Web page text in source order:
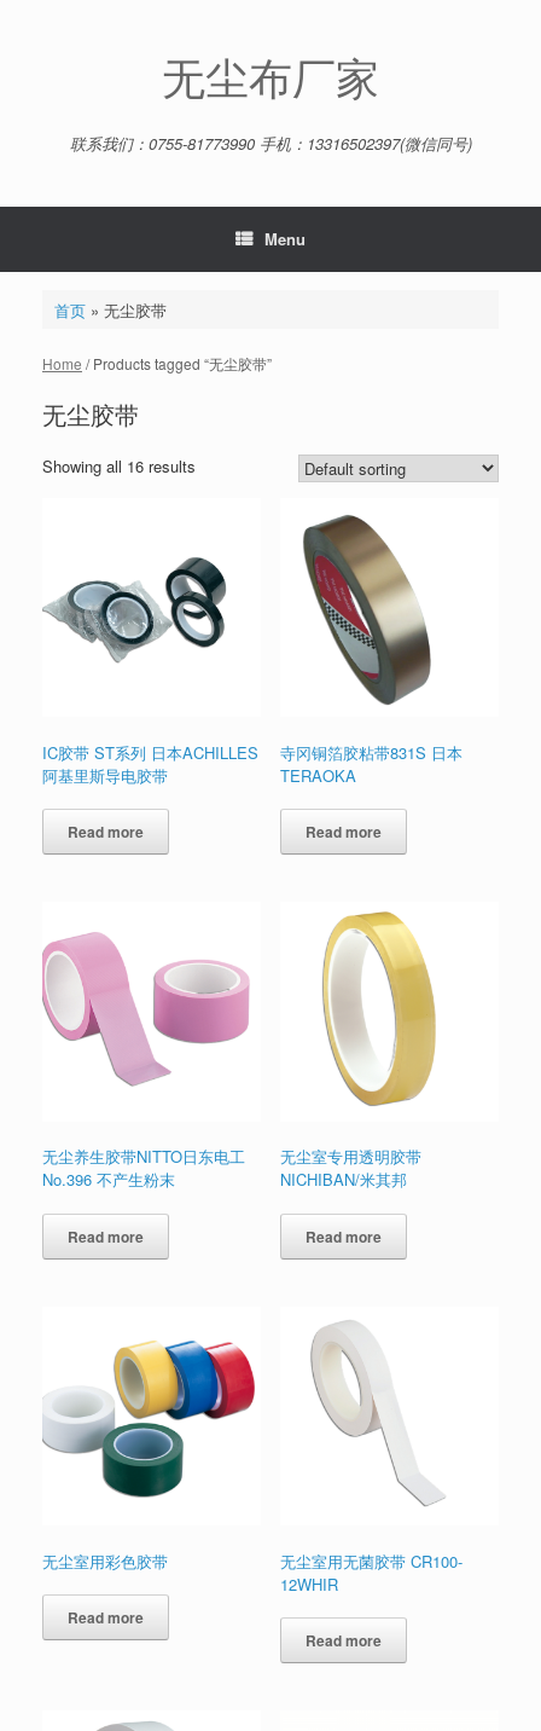
无尘布厂家
联系我们：0755-81773990 手机：13316502397(微信同号)
Menu
首页» 无尘胶带
Home / Products tagged “无尘胶带”
无尘胶带
Showing all 16 results
IC胶带 ST系列 日本ACHILLES
阿基里斯导电胶带
Read more
寺冈铜箔胶粘带831S 日本
TERAOKA
Read more
无尘养生胶带NITTO日东电工
No.396 不产生粉末
Read more
无尘室专用透明胶带
NICHIBAN/米其邦
Read more
无尘室用彩色胶带
Read more
无尘室用无菌胶带 CR100-
12WHIR
Read more